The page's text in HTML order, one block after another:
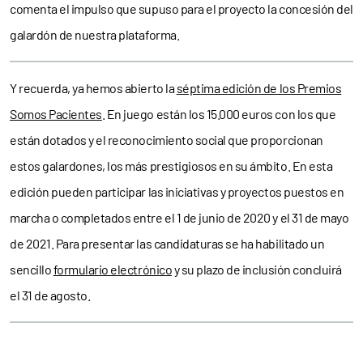
comenta el impulso que supuso para el proyecto la concesión del
galardón de nuestra plataforma.
Y recuerda, ya hemos abierto laséptima edición de los Premios
Somos Pacientes . En juego están los 15.000 euros con los que
están dotados y el reconocimiento social que proporcionan
estos galardones, los más prestigiosos en su ámbito. En esta
edición pueden participar las iniciativas y proyectos puestos en
marcha o completados entre el 1 de junio de 2020 y el 31 de mayo
de 2021. Para presentar las candidaturas se ha habilitado un
sencilloformulario electrónicoy su plazo de inclusión concluirá
el 31 de agosto.